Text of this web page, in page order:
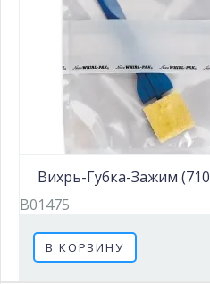
Вихрь-Губка-Зажим
B01475
В КОРЗИНУ